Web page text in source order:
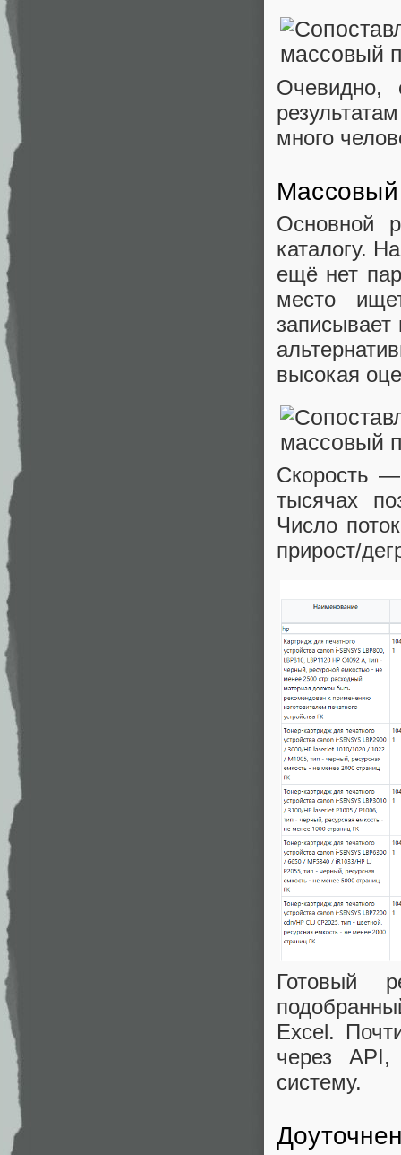
Очевидно,
много
Массовый
Основной
каталогу.
ещё нет
место
высокая
Скорость
тысячах
Число
прирост/
Готовый
Excel.
через
систему.